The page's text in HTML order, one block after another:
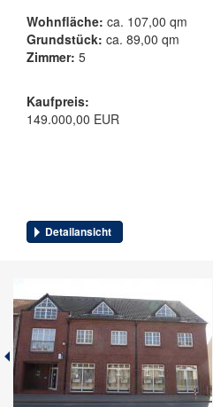
Wohnfläche: ca. 107,00 qm
Grundstück: ca. 89,00 qm
Zimmer: 5
Kaufpreis:
149.000,00 EUR
Detailansicht